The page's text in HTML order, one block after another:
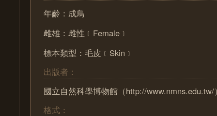
年齡：成鳥
雌雄：雌性﹝Female﹞
標本類型：毛皮﹝Skin﹞
出版者：
國立自然科學博物館（http://www.nmns.edu.tw/
格式：